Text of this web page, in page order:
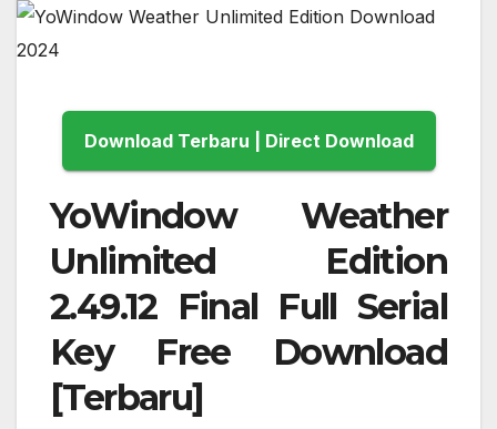
Download Terbaru | Direct Download
YoWindow Weather
Unlimited Edition
2.49.12 Final Full Serial
Key Free Download
[Terbaru]